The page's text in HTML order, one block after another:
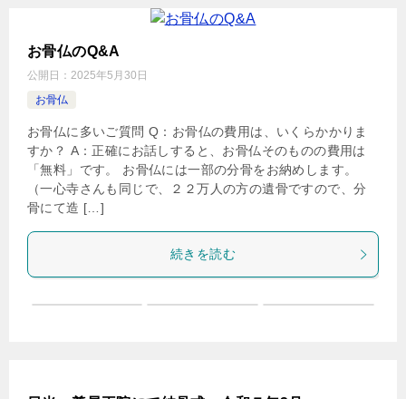
お骨仏のQ&A
公開日： 2025年5月30日
お骨仏
お骨仏に多いご質問 Q：お骨仏の費用は、いくらかかりま
すか？ A：正確にお話しすると、お骨仏そのものの費用は
「無料」です。 お骨仏には一部の分骨をお納めします。
（一心寺さんも同じで、２２万人の方の遺骨ですので、分
骨にて造 […]
続きを読む